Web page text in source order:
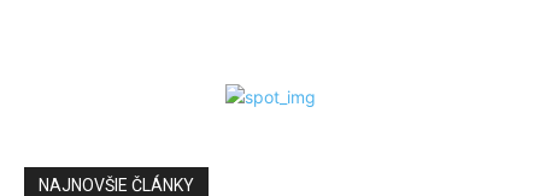
NAJNOVŠIE ČLÁNKY